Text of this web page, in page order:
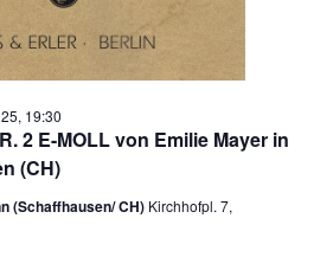
2 E-MOLL von Emilie Mayer in
(CH)
19:30
(Schaffhausen/ CH) Kirchhofpl. 7,